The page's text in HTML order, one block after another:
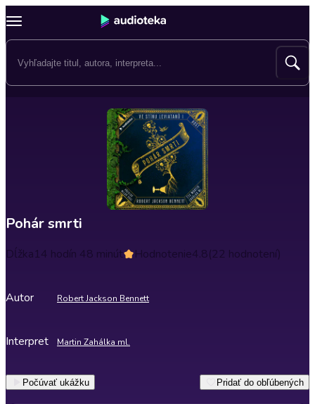
Pohár smrti
Dĺžka14 hodín 48 minút Hodnotenie4.8(22 hodnotení)
Autor Robert Jackson Bennett
Interpret Martin Zahálka ml.
Počúvať ukážku Pridať do obľúbených